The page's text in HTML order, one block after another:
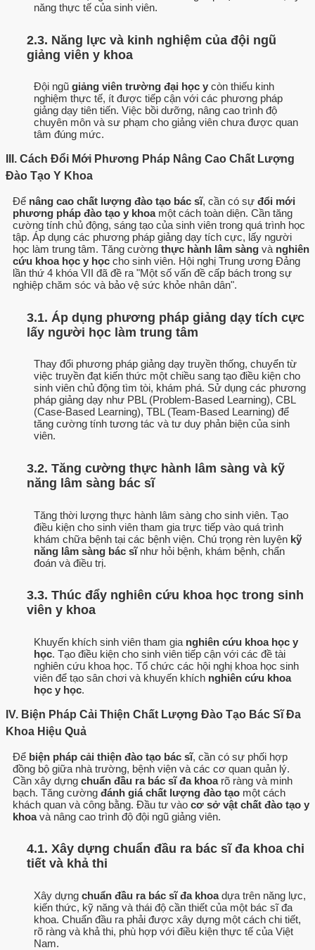
năng thực tế của sinh viên.
2.3. Năng lực và kinh nghiệm của đội ngũ
giảng viên y khoa
Đội ngũ giảng viên trường đại học y còn thiếu kinh
nghiệm thực tế, ít được tiếp cận với các phương pháp
giảng dạy tiên tiến. Việc bồi dưỡng, nâng cao trình độ
chuyên môn và sư phạm cho giảng viên chưa được quan
tâm đúng mức.
III. Cách Đổi Mới Phương Pháp Nâng Cao Chất Lượng
Đào Tạo Y Khoa
Để nâng cao chất lượng đào tạo bác sĩ, cần có sự đổi mới
phương pháp đào tạo y khoamột cách toàn diện. Cần tăng
cường tính chủ động, sáng tạo của sinh viên trong quá trình học
tập. Áp dụng các phương pháp giảng dạy tích cực, lấy người
học làm trung tâm. Tăng cường thực hành lâm sàng và nghiên
cứu khoa học y học cho sinh viên. Hội nghị Trung ương Đảng
lần thứ 4 khóa VII đã đề ra "Một số vấn đề cấp bách trong sự
nghiệp chăm sóc và bảo vệ sức khỏe nhân dân".
3.1. Áp dụng phương pháp giảng dạy tích cực
lấy người học làm trung tâm
Thay đổi phương pháp giảng dạy truyền thống, chuyển từ
việc truyền đạt kiến thức một chiều sang tạo điều kiện cho
sinh viên chủ động tìm tòi, khám phá. Sử dụng các phương
pháp giảng dạy như PBL (Problem-Based Learning), CBL
(Case-Based Learning), TBL (Team-Based Learning) để
tăng cường tính tương tác và tư duy phản biện của sinh
viên.
3.2. Tăng cường thực hành lâm sàng và kỹ
năng lâm sàng bác sĩ
Tăng thời lượng thực hành lâm sàng cho sinh viên. Tạo
điều kiện cho sinh viên tham gia trực tiếp vào quá trình
khám chữa bệnh tại các bệnh viện. Chú trọng rèn luyện kỹ
năng lâm sàng bác sĩnhư hỏi bệnh, khám bệnh, chẩn
đoán và điều trị.
3.3. Thúc đẩy nghiên cứu khoa học trong sinh
viên y khoa
Khuyến khích sinh viên tham gia nghiên cứu khoa học y
học. Tạo điều kiện cho sinh viên tiếp cận với các đề tài
nghiên cứu khoa học. Tổ chức các hội nghị khoa học sinh
viên để tạo sân chơi và khuyến khích nghiên cứu khoa
học y học.
IV. Biện Pháp Cải Thiện Chất Lượng Đào Tạo Bác Sĩ Đa
Khoa Hiệu Quả
Để biện pháp cải thiện đào tạo bác sĩ, cần có sự phối hợp
đồng bộ giữa nhà trường, bệnh viện và các cơ quan quản lý.
Cần xây dựng chuẩn đầu ra bác sĩ đa khoarõ ràng và minh
bạch. Tăng cường đánh giá chất lượng đào tạo một cách
khách quan và công bằng. Đầu tư vào cơ sở vật chất đào tạo y
khoavà nâng cao trình độ đội ngũ giảng viên.
4.1. Xây dựng chuẩn đầu ra bác sĩ đa khoa chi
tiết và khả thi
Xây dựng chuẩn đầu ra bác sĩ đa khoadựa trên năng lực,
kiến thức, kỹ năng và thái độ cần thiết của một bác sĩ đa
khoa. Chuẩn đầu ra phải được xây dựng một cách chi tiết,
rõ ràng và khả thi, phù hợp với điều kiện thực tế của Việt
Nam.